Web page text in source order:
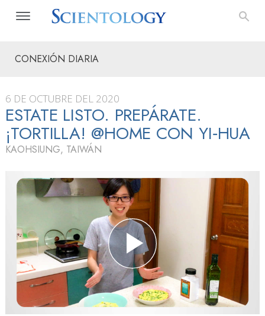
CONEXIÓN DIARIA
6 DE OCTUBRE DEL 2020
ESTATE LISTO. PREPÁRATE.
¡TORTILLA! @HOME CON YI‑HUA
KAOHSIUNG, TAIWÁN